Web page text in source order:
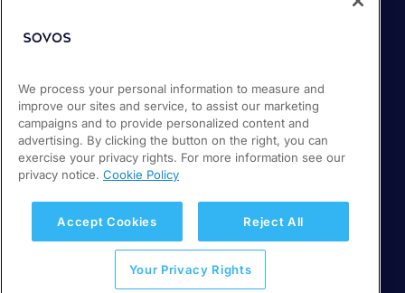
Responsabilidad social
Soporte / Portal de clientes
Empleos
Política de Privacidad
We process your personal information to measure and
improve our sites and service, to assist our marketing
campaigns and to provide personalized content and
advertising. By clicking the button on the right, you can
exercise your privacy rights. For more information see our
privacy notice. Cookie Policy
Accept Cookies Reject All
Your Privacy Rights